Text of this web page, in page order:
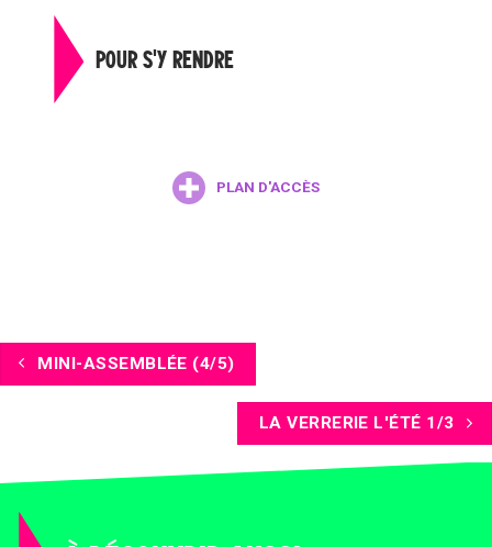
POUR S'Y RENDRE
PLAN D'ACCÈS
MINI-ASSEMBLÉE (4/5)
LA VERRERIE L'ÉTÉ 1/3